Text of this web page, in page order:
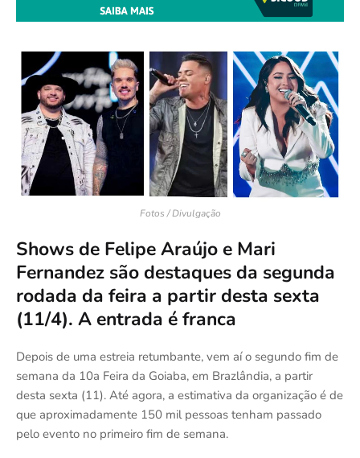
Fotos / Divulgação
Shows de Felipe Araújo e Mari
Fernandez são destaques da segunda
rodada da feira a partir desta sexta
(11/4). A entrada é franca
Depois de uma estreia retumbante, vem aí o segundo fim de
semana da 10a Feira da Goiaba, em Brazlândia, a partir
desta sexta (11). Até agora, a estimativa da organização é de
que aproximadamente 150 mil pessoas tenham passado
pelo evento no primeiro fim de semana.